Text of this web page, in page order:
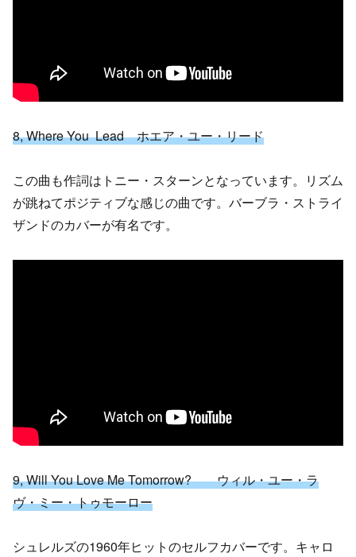
8,Where You Lead ホエア・ユー・リード
この曲も作詞はトニー・スターンとなっています。リズム
が跳ねてポジティブな感じの曲です。バーブラ・ストライ
ザンドのカバーが有名です。
9, Will You Love Me Tomorrow? ウィル・ユー・ラ
ヴ・ミー・トゥモーロー
シュレルズの1960年ヒットのセルフカバーです。キャロ